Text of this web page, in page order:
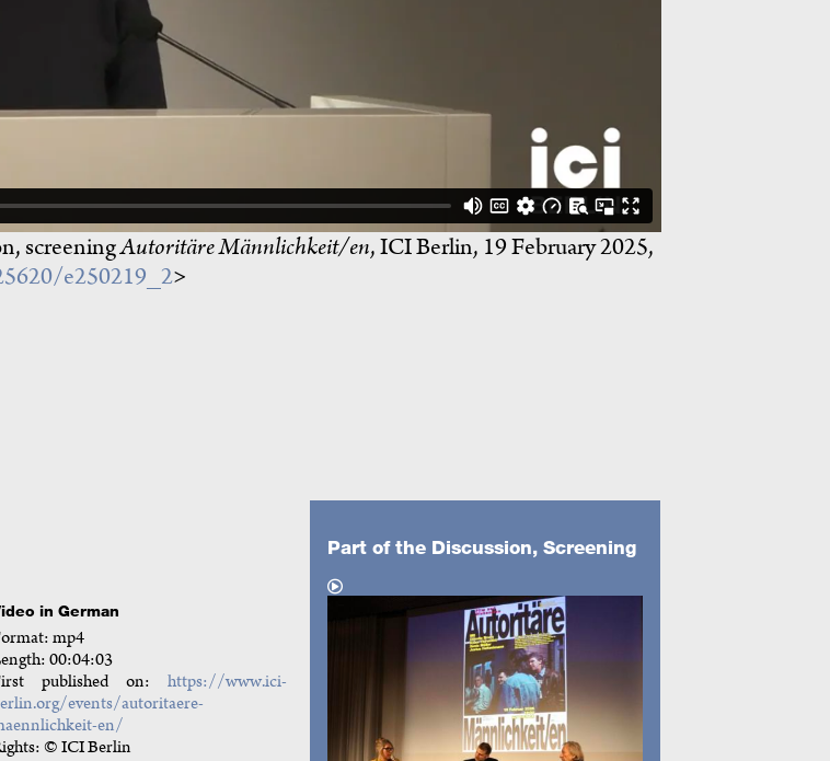
screeningAutoritäre Männlichkeit/en, ICI Berlin, 19 February 2025,
e250219_2>
in German
mp4
00:04:03
published on: https://www.ici-
events/autoritaere-
en/
© ICI Berlin
Part of the Discussion, Screening